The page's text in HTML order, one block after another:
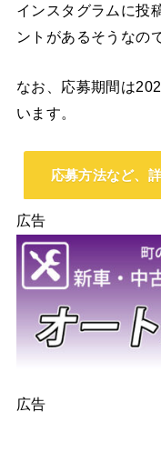
インスタグラムに投
ントがあるそうなの
なお、応募期間は
います。
応募方法など、
広告
広告